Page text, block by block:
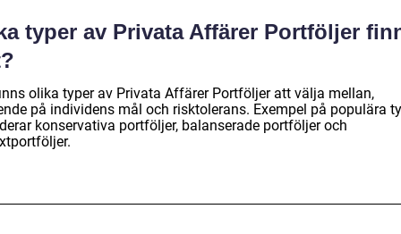
typer av Privata Affärer Portföljer
olika typer av Privata Affärer Portföljer att välja mellan,
på individens mål och risktolerans. Exempel på populära
konservativa portföljer, balanserade portföljer och